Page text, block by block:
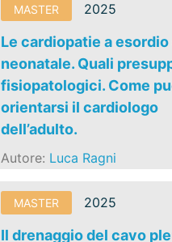
MASTER 2025
Le cardiopatie a
neonatale. Quali
fisiopatologici. Come
orientarsi il cardiologo
dell’adulto.
Autore: Luca Ragni
MASTER 2025
Il drenaggio del cavo